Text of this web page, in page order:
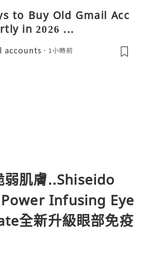
to Buy Old Gmail Acc
in 2026 ...
accounts 1小時前
弱肌膚..Shiseido
Infusing Eye
全新升級眼部免疫